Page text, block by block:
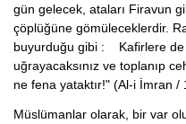
gün gelecek, ataları Firavun
çöplüğüne gömüleceklerdir.
buyurduğu gibi : Kafirlere de
uğrayacaksınız ve toplanıp
ne fena yataktır!" (Al-i İmran /
Müslümanlar olarak, bir var